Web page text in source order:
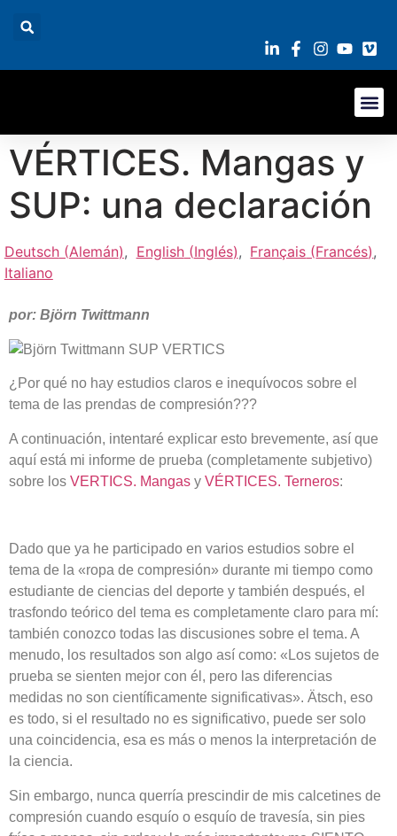
VÉRTICES. Mangas y
SUP: una declaración
Deutsch(Alemán) English(Inglés) Français (Francés)
Italiano
por: Björn Twittmann
¿Por qué no hay estudios claros e inequívocos sobre el
tema de las prendas de compresión???
A continuación, intentaré explicar esto brevemente, así que
aquí está mi informe de prueba (completamente subjetivo)
sobre los VERTICS. Mangas y VÉRTICES. Terneros:
Dado que ya he participado en varios estudios sobre el
tema de la «ropa de compresión» durante mi tiempo como
estudiante de ciencias del deporte y también después, el
trasfondo teórico del tema es completamente claro para mí:
también conozco todas las discusiones sobre el tema. A
menudo, los resultados son algo así como: «Los sujetos de
prueba se sienten mejor con él, pero las diferencias
medidas no son científicamente significativas». Ätsch, eso
es todo, si el resultado no es significativo, puede ser solo
una coincidencia, esa es más o menos la interpretación de
la ciencia.
Sin embargo, nunca querría prescindir de mis calcetines de
compresión cuando esquío o esquío de travesía, sin pies